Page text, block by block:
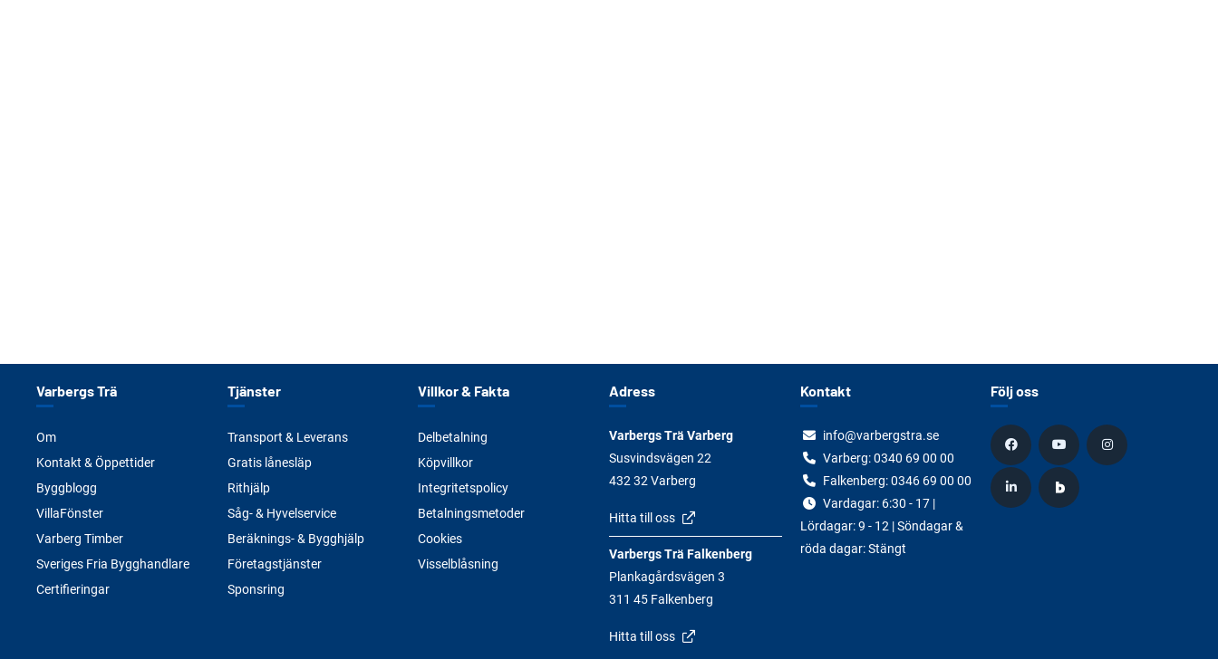
Varbergs Trä
Om
Kontakt & Öppettider
Byggblogg
VillaFönster
Varberg Timber
Sveriges Fria Bygghandlare
Certifieringar
Tjänster
Transport & Leverans
Gratis lånesläp
Rithjälp
Såg- & Hyvelservice
Beräknings- & Bygghjälp
Företagstjänster
Sponsring
Villkor & Fakta
Delbetalning
Köpvillkor
Integritetspolicy
Betalningsmetoder
Cookies
Visselblåsning
Adress
Varbergs Trä Varberg
Susvindsvägen 22
432 32 Varberg
Hitta till oss
Varbergs Trä Falkenberg
Plankagårdsvägen 3
311 45 Falkenberg
Hitta till oss
Kontakt
info@varbergstra.se
Varberg:0340 69 00 00
Falkenberg:0346 69 00 00
Vardagar: 6:30 - 17 |
Lördagar: 9 - 12 | Söndagar &
röda dagar: Stängt
Följ oss